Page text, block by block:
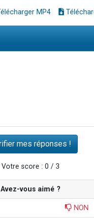
MP4
Votre score : 0 / 3
Avez-vous aimé ?
NON